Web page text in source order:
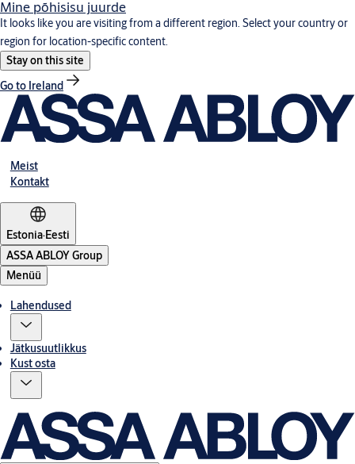
Mine põhisisu juurde
It looks like you are visiting from a different region. Select your country or
region for location-specific content.
Stay on this site
Go to Ireland
Meist
Kontakt
Estonia·Eesti
ASSA ABLOY Group
Menüü
Lahendused
Jätkusuutlikkus
Kust osta